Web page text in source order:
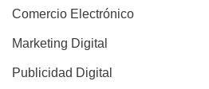
Comercio Electrónico
Marketing Digital
Publicidad Digital